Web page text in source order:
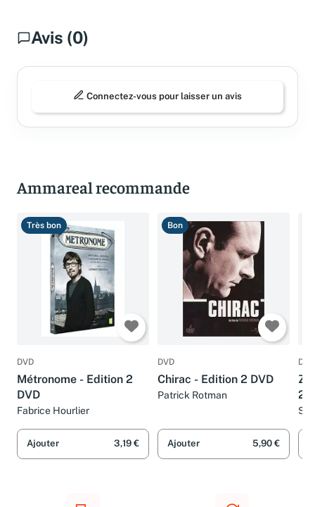
Avis (0)
Connectez-vous pour laisser un avis
Ammareal recommande
Très bon
DVD
Métronome - Edition 2
DVD
Fabrice Hourlier
Ajouter 3,19 €
Bon
DVD
Chirac - Edition 2 DVD
Patrick Rotman
Ajouter 5,90 €
DVD
2